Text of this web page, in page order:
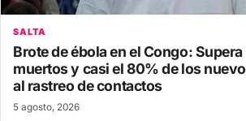
SALTA
Brote de ébola en el Congo:
muertos y casi el 80% de los
al rastreo de contactos
5 agosto, 2026